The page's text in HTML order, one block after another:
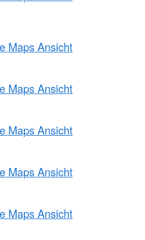
Maps Ansicht
Maps Ansicht
Maps Ansicht
Maps Ansicht
Maps Ansicht